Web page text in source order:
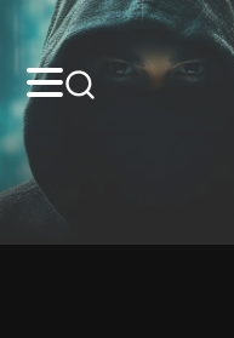
Search: